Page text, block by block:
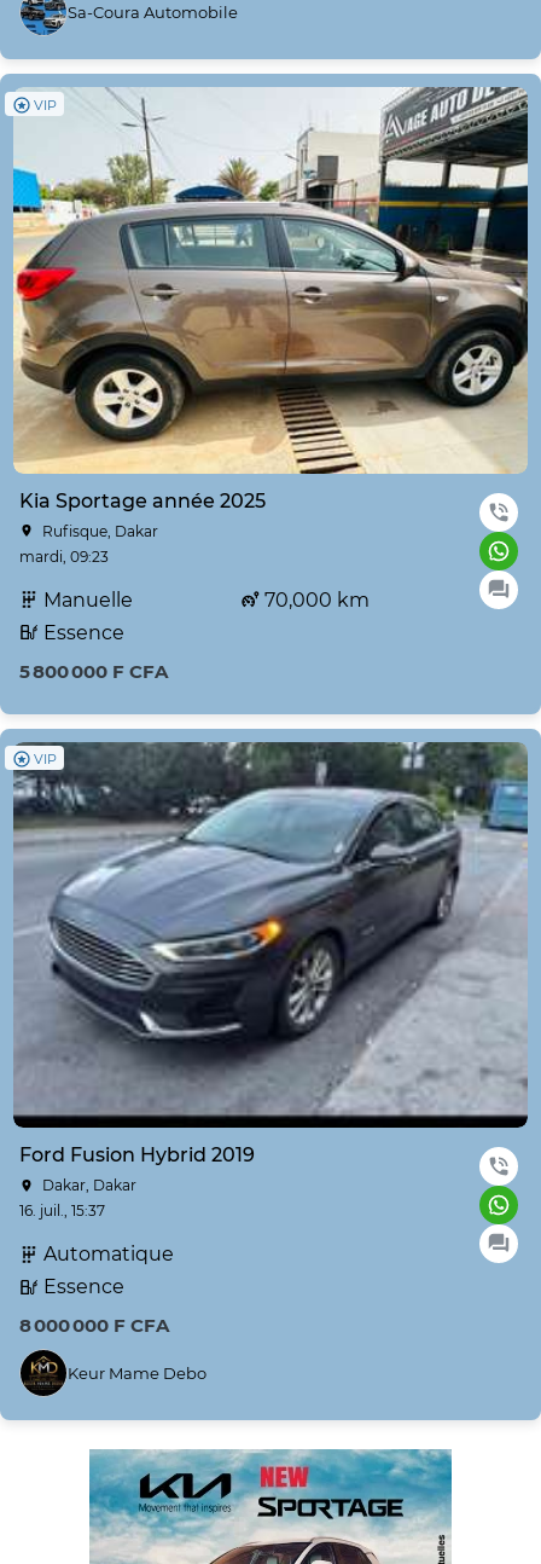
Sa-Coura Automobile
VIP
Kia Sportage année 2025
Rufisque, Dakar
mardi, 09:23
Manuelle
70,000 km
Essence
5 800 000 F CFA
VIP
Ford Fusion Hybrid 2019
Dakar, Dakar
16. juil., 15:37
Automatique
Essence
8 000 000 F CFA
Keur Mame Debo